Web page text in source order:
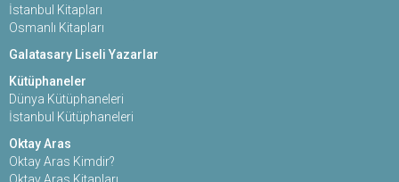
İstanbul Kitapları
Osmanlı Kitapları
Galatasary Liseli Yazarlar
Kütüphaneler
Dünya Kütüphaneleri
İstanbul Kütüphaneleri
Oktay Aras
Oktay Aras Kimdir?